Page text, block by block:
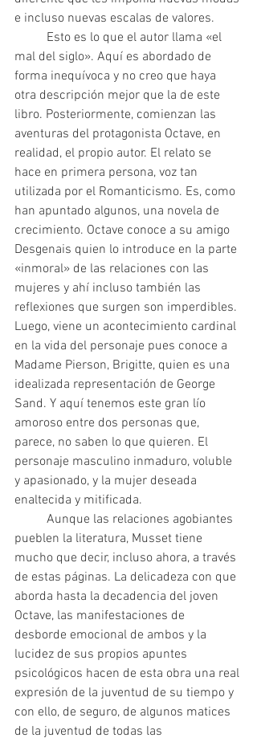
e incluso nuevas escalas de valores.
mal del siglo». Aquí es abordado de
forma inequívoca y no creo que haya
otra descripción mejor que la de este
libro. Posteriormente, comienzan las
aventuras del protagonista Octave, en
realidad, el propio autor. El relato se
hace en primera persona, voz tan
utilizada por el Romanticismo. Es, como
han apuntado algunos, una novela de
crecimiento. Octave conoce a su amigo
Desgenais quien lo introduce en la parte
«inmoral» de las relaciones con las
mujeres y ahí incluso también las
reflexiones que surgen son imperdibles.
Luego, viene un acontecimiento cardinal
en la vida del personaje pues conoce a
Madame Pierson, Brigitte, quien es una
idealizada representación de George
Sand. Y aquí tenemos este gran lío
amoroso entre dos personas que,
parece, no saben lo que quieren. El
personaje masculino inmaduro, voluble
y apasionado, y la mujer deseada
enaltecida y mitificada.
pueblen la literatura, Musset tiene
mucho que decir, incluso ahora, a través
de estas páginas. La delicadeza con que
aborda hasta la decadencia del joven
Octave, las manifestaciones de
desborde emocional de ambos y la
lucidez de sus propios apuntes
psicológicos hacen de esta obra una real
expresión de la juventud de su tiempo y
con ello, de seguro, de algunos matices
de la juventud de todas las